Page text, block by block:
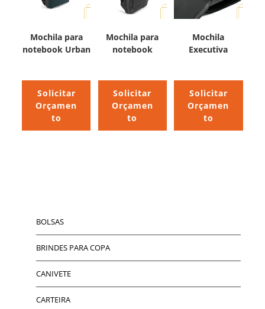
Mochila para
notebook Urban
Solicitar
Orçamen
to
Mochila para
notebook
Solicitar
Orçamen
to
Mochila
Executiva
Solicitar
Orçamen
to
BOLSAS
BRINDES PARA COPA
CANIVETE
CARTEIRA